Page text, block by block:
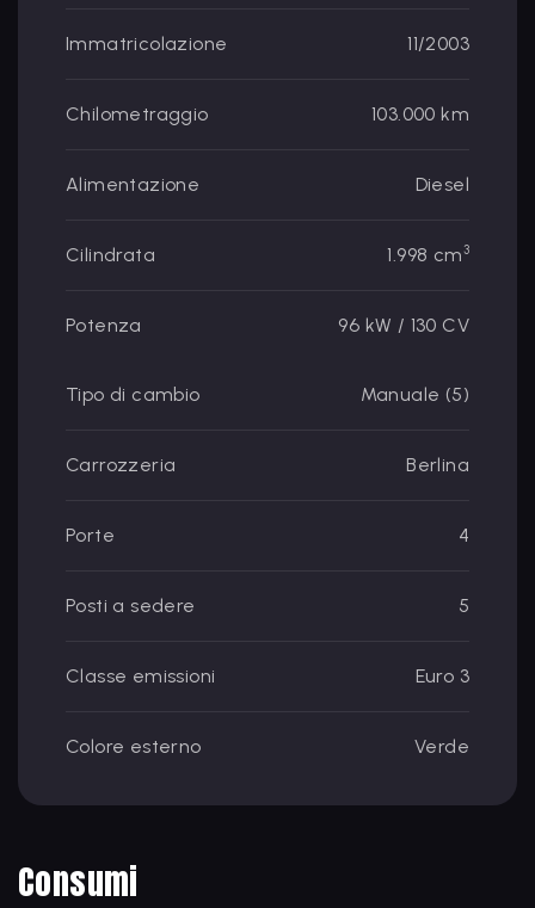
Immatricolazione 11/2003
Chilometraggio 103.000 km
Alimentazione Diesel
Cilindrata 1.998 cm3
Potenza 96 kW / 130 CV
Tipo di cambio Manuale (5)
Carrozzeria Berlina
Porte 4
Posti a sedere 5
Classe emissioni Euro 3
Colore esterno Verde
Consumi